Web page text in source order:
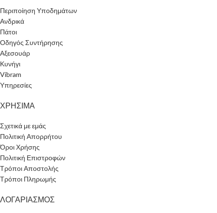
Περιποίηση Υποδημάτων
Ανδρικά
Πάτοι
Οδηγός Συντήρησης
Αξεσουάρ
Κυνήγι
Vibram
Υπηρεσίες
ΧΡΗΣΙΜΑ
Σχετικά με εμάς
Πολιτική Απορρήτου
Όροι Χρήσης
Πολιτική Επιστροφών
Τρόποι Αποστολής
Τρόποι Πληρωμής
ΛΟΓΑΡΙΑΣΜΟΣ